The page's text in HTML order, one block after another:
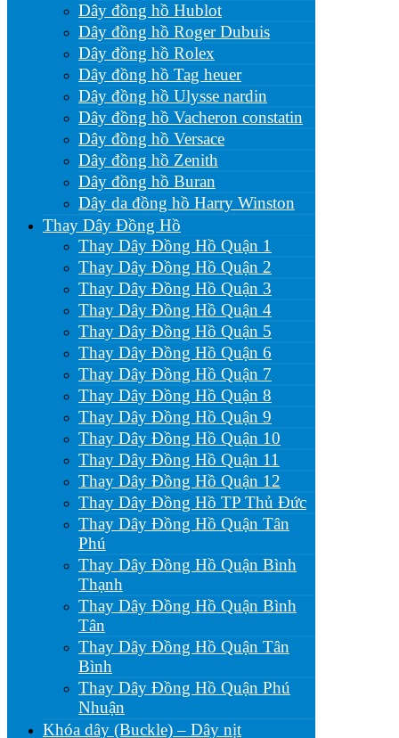
Dây đồng hồ Hublot
Dây đồng hồ Roger Dubuis
Dây đồng hồ Rolex
Dây đồng hồ Tag heuer
Dây đồng hồ Ulysse nardin
Dây đồng hồ Vacheron constatin
Dây đồng hồ Versace
Dây đồng hồ Zenith
Dây đồng hồ Buran
Dây da đồng hồ Harry Winston
Thay Dây Đồng Hồ
Thay Dây Đồng Hồ Quận 1
Thay Dây Đồng Hồ Quận 2
Thay Dây Đồng Hồ Quận 3
Thay Dây Đồng Hồ Quận 4
Thay Dây Đồng Hồ Quận 5
Thay Dây Đồng Hồ Quận 6
Thay Dây Đồng Hồ Quận 7
Thay Dây Đồng Hồ Quận 8
Thay Dây Đồng Hồ Quận 9
Thay Dây Đồng Hồ Quận 10
Thay Dây Đồng Hồ Quận 11
Thay Dây Đồng Hồ Quận 12
Thay Dây Đồng Hồ TP Thủ Đức
Thay Dây Đồng Hồ Quận Tân
Phú
Thay Dây Đồng Hồ Quận Bình
Thạnh
Thay Dây Đồng Hồ Quận Bình
Tân
Thay Dây Đồng Hồ Quận Tân
Bình
Thay Dây Đồng Hồ Quận Phú
Nhuận
Khóa dây (Buckle) – Dây nịt